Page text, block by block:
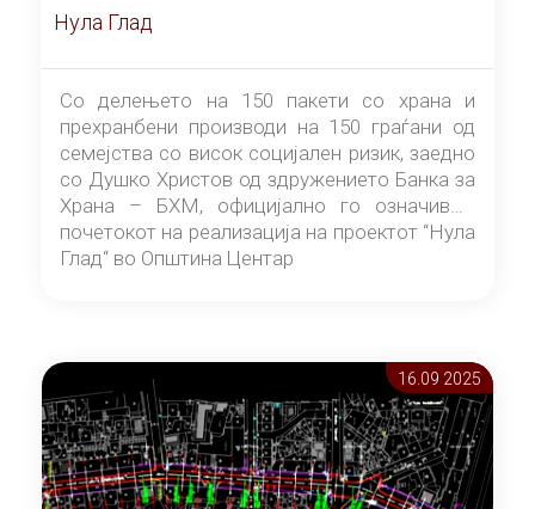
Нула Глад
Со делењето на 150 пакети со храна и
прехранбени производи на 150 граѓани од
семејства со висок социјален ризик, заедно
со Душко Христов од здружението Банка за
Храна – БХМ, официјално го означивме
почетокот на реализација на проектот “Нула
Глад“ во Општина Центар
16.09 2025